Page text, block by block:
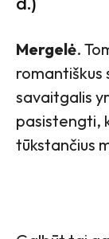
Mergelė.
romantiškus
savaitgalis
pasistengti,
tūkstančius